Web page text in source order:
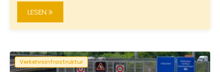
LESEN
Verkehrsinfrastruktur